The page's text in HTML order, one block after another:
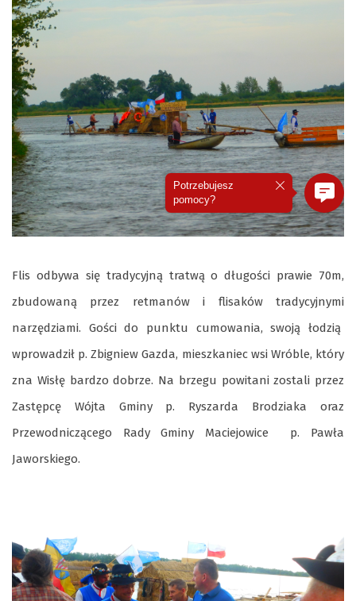
Flis odbywa się tradycyjną tratwą o długości prawie 70m,
zbudowaną przez retmanów i flisaków tradycyjnymi
narzędziami. Gości do punktu cumowania, swoją łodzią
wprowadził p. Zbigniew Gazda, mieszkaniec wsi Wróble, który
zna Wisłę bardzo dobrze. Na brzegu powitani zostali przez
Zastępcę Wójta Gminy p. Ryszarda Brodziaka oraz
Przewodniczącego Rady Gminy Maciejowice p. Pawła
Jaworskiego.
Potrzebujesz
pomocy?